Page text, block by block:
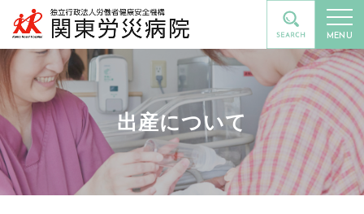
MENU
出産について